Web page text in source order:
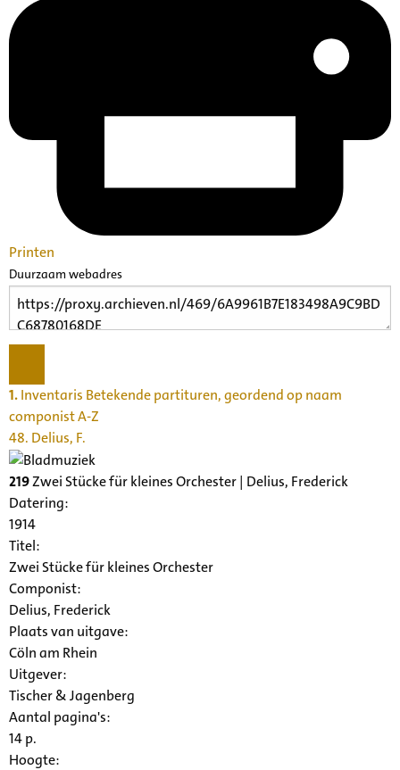
Printen
Duurzaam webadres
1.Inventaris Betekende partituren, geordend op naam
componist A-Z
48. Delius, F.
219Zwei Stücke für kleines Orchester | Delius, Frederick
Datering:
1914
Titel:
Zwei Stücke für kleines Orchester
Componist:
Delius, Frederick
Plaats van uitgave:
Cöln am Rhein
Uitgever:
Tischer & Jagenberg
Aantal pagina's:
14 p.
Hoogte: